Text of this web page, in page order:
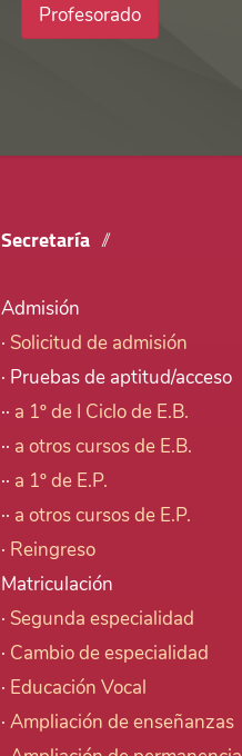
Profesorado
Secretaría
Admisión
· Solicitud de admisión
· Pruebas de aptitud/acceso
·· a 1º de I Ciclo de E.B.
·· a otros cursos de E.B.
·· a 1º de E.P.
·· a otros cursos de E.P.
· Reingreso
Matriculación
· Segunda especialidad
· Cambio de especialidad
· Educación Vocal
· Ampliación de enseñanzas